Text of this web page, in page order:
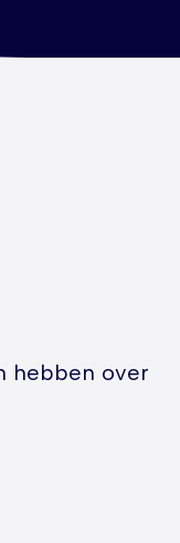
hebben over